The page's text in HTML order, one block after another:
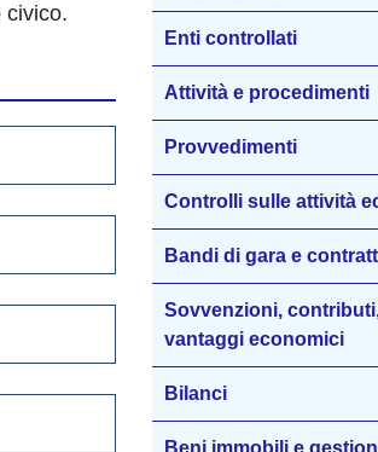
civico.
Enti controllati
Attività e procedimenti
Provvedimenti
Controlli sulle attività
Bandi di gara e
Sovvenzioni,
vantaggi economici
Bilanci
Beni immobili e